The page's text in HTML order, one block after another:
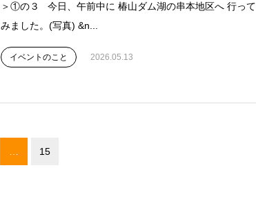
＞①の３ 今日、午前中に 椿山ダム湖の串本地区へ 行って
みました。(写真) &n...
イベントのこと 2026.05.13
… 15